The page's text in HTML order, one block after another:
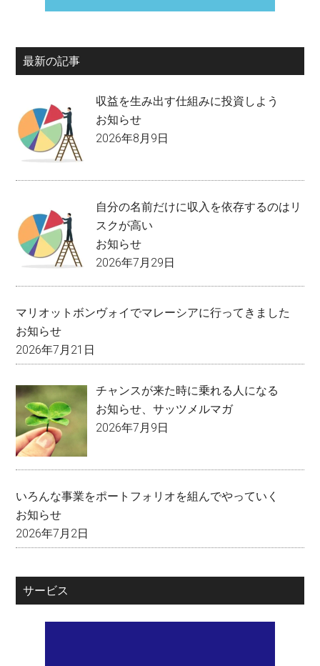
最新の記事
収益を生み出す仕組みに投資しよう
お知らせ
2026年8月9日
自分の名前だけに収入を依存するのはリ
スクが高い
お知らせ
2026年7月29日
マリオットボンヴォイでマレーシアに行ってきました
お知らせ
2026年7月21日
チャンスが来た時に乗れる人になる
お知らせ 、サッツメルマガ
2026年7月9日
いろんな事業をポートフォリオを組んでやっていく
お知らせ
2026年7月2日
サービス